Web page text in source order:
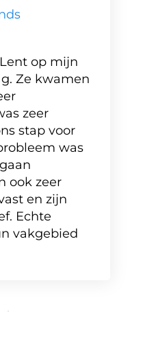
op mijn
Ze kwamen
zeer
stap voor
was
ook zeer
en zijn
Echte
vakgebied